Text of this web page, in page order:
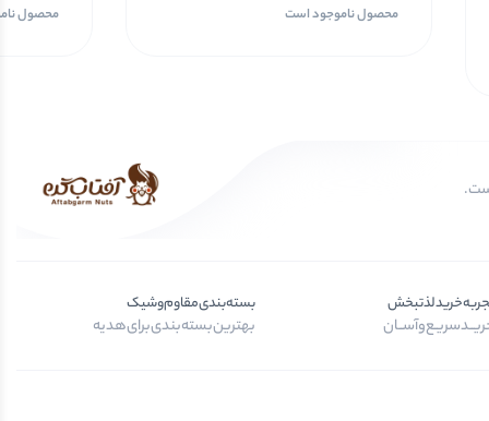
محصول ناموجود است محصول
بسته‌بندی‌مقاوم‌وشیک
بهترین‌بسته‌بندی‌برای‌هدیه